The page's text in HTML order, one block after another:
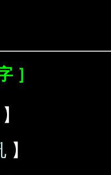
］
】
】